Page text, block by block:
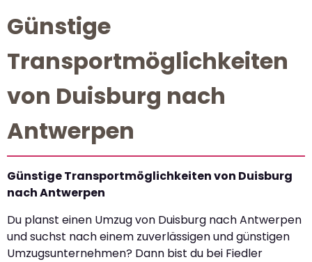
Günstige
Transportmöglichkeiten
von Duisburg nach
Antwerpen
Günstige Transportmöglichkeiten von Duisburg
nach Antwerpen
Du planst einen Umzug von Duisburg nach Antwerpen
und suchst nach einem zuverlässigen und günstigen
Umzugsunternehmen? Dann bist du bei Fiedler